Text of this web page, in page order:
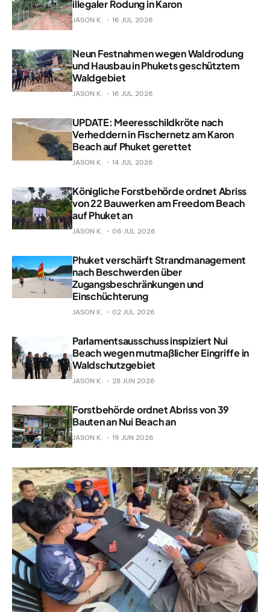
illegaler Rodung in Karon
JASON K. 16 JUL 2026
Neun Festnahmen wegen Waldrodung
und Hausbau in Phukets geschütztem
Waldgebiet
JASON K. 16 JUL 2026
UPDATE: Meeresschildkröte nach
Verheddern in Fischernetz am Karon
Beach auf Phuket gerettet
JASON K. 14 JUL 2026
Königliche Forstbehörde ordnet Abriss
von 22 Bauwerken am Freedom Beach
auf Phuket an
JASON K. 06 JUL 2026
Phuket verschärft Strandmanagement
nach Beschwerden über
Zugangsbeschränkungen und
Einschüchterung
JASON K. 02 JUL 2026
Parlamentsausschuss inspiziert Nui
Beach wegen mutmaßlicher Eingriffe in
Waldschutzgebiet
JASON K. 28 JUN 2026
Forstbehörde ordnet Abriss von 39
Bauten an Nui Beach an
JASON K. 19 JUN 2026